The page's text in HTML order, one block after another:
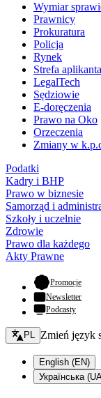
Wymiar
Prawnicy
Prokuratura
Policja
Rynek
Strefa aplikanta
LegalTech
Sędziowie
E-doręczenia
Prawo na Oko
Orzeczenia
Zmiany w
Podatki
Kadry i BHP
Prawo w biznesie
Samorząd i
Szkoły i uczelnie
Zdrowie
Prawo dla każdego
Akty Prawne
Promocje-
Newsletter
Podcasty
Zmień język -
PL Zmień język
English (EN)
Українська